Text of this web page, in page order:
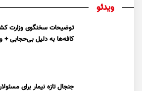
ویدئو
توضیحات سخنگوی وزارت
کافه‌ها به دلیل بی‌حجابی +
جنجال تازه نیمار برای